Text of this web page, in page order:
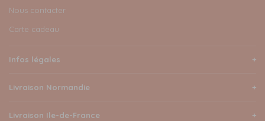
Nous contacter
Carte cadeau
Infos légales
Livraison Normandie
Livraison Ile-de-France